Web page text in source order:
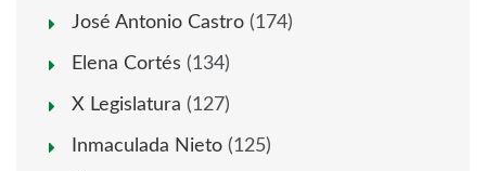
José Antonio Castro (174)
Elena Cortés (134)
X Legislatura (127)
Inmaculada Nieto (125)